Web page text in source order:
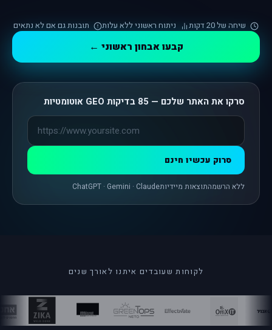
שיחה של 20 דקות ניתוח ראשוני ללא עלות תובנות גם אם לא נתאים
קבעו אבחון ראשוני ←
סרקו את האתר שלכם — 85 בדיקות GEO אוטומטיות
סרוק עכשיו חינם
ללא הרשמהתוצאות מיידיותChatGPT · Gemini · Claude
לקוחות שעובדים איתנו לאורך שנים